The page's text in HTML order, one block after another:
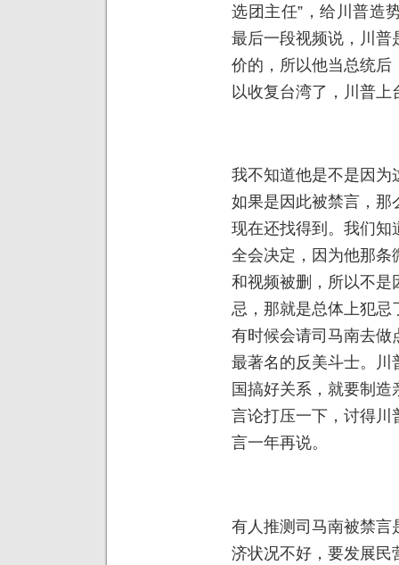
选团主任”，给川普造
最后一段视频说，川普
价的，所以他当总统后
以收复台湾了，川普
我不知道他是不是因为
如果是因此被禁言，那
现在还找得到。我们知
全会决定，因为他那条
和视频被删，所以不是
忌，那就是总体上犯
有时候会请司马南去做
最著名的反美斗士。川
国搞好关系，就要制
言论打压一下，讨得川
言一年再说。
有人推测司马南被禁言
济状况不好，要发展民